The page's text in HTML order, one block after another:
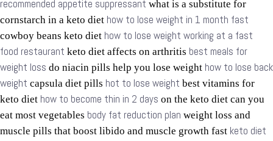
recommended appetite suppressant what is a substitute for
cornstarch in a keto diet how to lose weight in 1 month fast
cowboy beans keto diet how to lose weight working at a fast
food restaurant keto diet affects on arthritis best meals for
weight loss do niacin pills help you lose weight how to lose back
weight capsula diet pills hot to lose weight best vitamins for
keto diet how to become thin in 2 days on the keto diet can you
eat most vegetables body fat reduction plan weight loss and
muscle pills that boost libido and muscle growth fast keto diet